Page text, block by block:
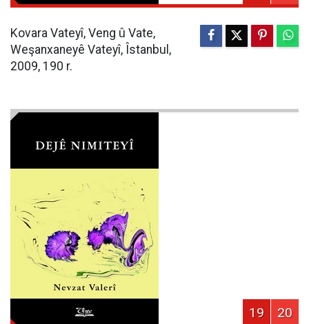
Kovara Vateyî, Veng û Vate,
Weşanxaneyê Vateyî, Îstanbul,
2009, 190 r.
19 20